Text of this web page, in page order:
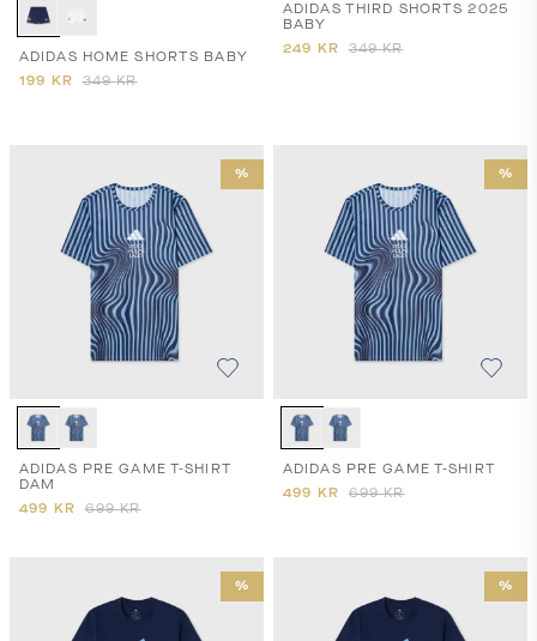
ADIDAS HOME SHORTS BABY
199 KR 349 KR
ADIDAS THIRD SHORTS 2025
BABY
249 KR 349 KR
%
ADIDAS PRE GAME T-SHIRT
DAM
499 KR 699 KR
%
ADIDAS PRE GAME T-SHIRT
499 KR 699 KR
% %